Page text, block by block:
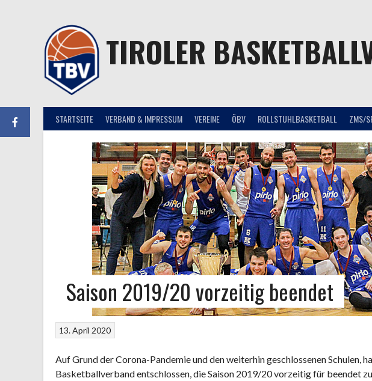
TIROLER
STARTSEITE VERBAND & IMPRESSUM VEREINE ÖBV ROLLSTUHLBASKETBALL ZMS/
Saison 2019/20 vorzeitig beendet
13. April 2020
Auf Grund der Corona-Pandemie und den weiterhin geschlossenen Schulen,
Basketballverband entschlossen, die Saison 2019/20 vorzeitig für beendet